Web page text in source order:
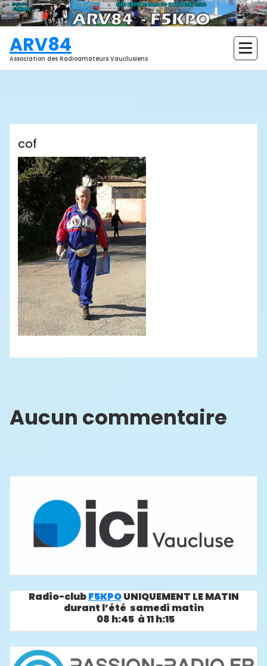
Aller
au
contenu
ARV84
Association des Radioamateurs Vauclusiens
cof
Aucun commentaire
Radio-clubF5KPOUNIQUEMENT LE MATIN
durant l’été samedi matin
08 h:45 à 11 h:15